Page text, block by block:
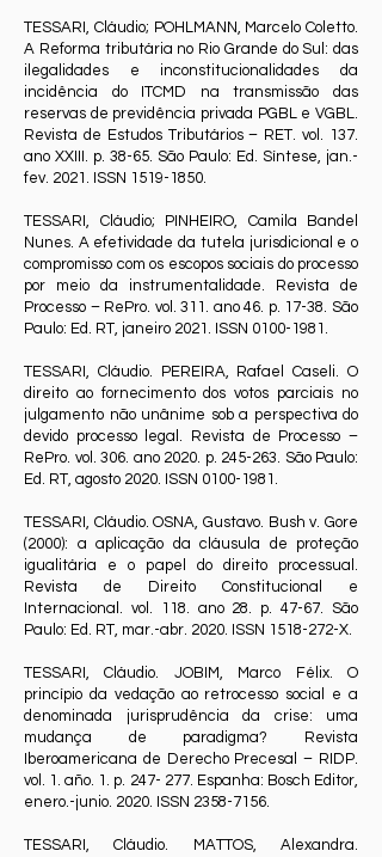
TESSARI, Cláudio; POHLMANN, Marcelo Coletto.
A Reforma tributária no Rio Grande do Sul: das
ilegalidades e inconstitucionalidades da
incidência do ITCMD na transmissão das
reservas de previdência privada PGBL e VGBL.
Revista de Estudos Tributários – RET. vol. 137.
ano XXIII. p. 38-65. São Paulo: Ed. Síntese, jan.-
fev. 2021. ISSN 1519-1850.
TESSARI, Cláudio; PINHEIRO, Camila Bandel
Nunes. A efetividade da tutela jurisdicional e o
compromisso com os escopos sociais do processo
por meio da instrumentalidade. Revista de
Processo – RePro. vol. 311. ano 46. p. 17-38. São
Paulo: Ed. RT, janeiro 2021. ISSN 0100-1981 .
TESSARI, Cláudio. PEREIRA, Rafael Caseli. O
direito ao fornecimento dos votos parciais no
julgamento não unânime sob a perspectiva do
devido processo legal. Revista de Processo –
RePro. vol. 306. ano 2020. p. 245-263. São Paulo:
Ed. RT, agosto 2020. ISSN 0100-1981 .
TESSARI, Cláudio. OSNA, Gustavo. Bush v. Gore
(2000): a aplicação da cláusula de proteção
igualitária e o papel do direito processual.
Revista de Direito Constitucional e
Internacional. vol. 118. ano 28. p. 47-67. São
Paulo: Ed. RT, mar.-abr. 2020. ISSN 1518-272-X.
TESSARI, Cláudio. JOBIM, Marco Félix. O
princípio da vedação ao retrocesso social e a
denominada jurisprudência da crise: uma
mudança de paradigma? Revista
Iberoamericana de Derecho Precesal – RIDP.
vol. 1. año. 1. p. 247- 277. Espanha: Bosch Editor,
enero.-junio. 2020. ISSN 2358-7156.
TESSARI, Cláudio. MATTOS, Alexandra.